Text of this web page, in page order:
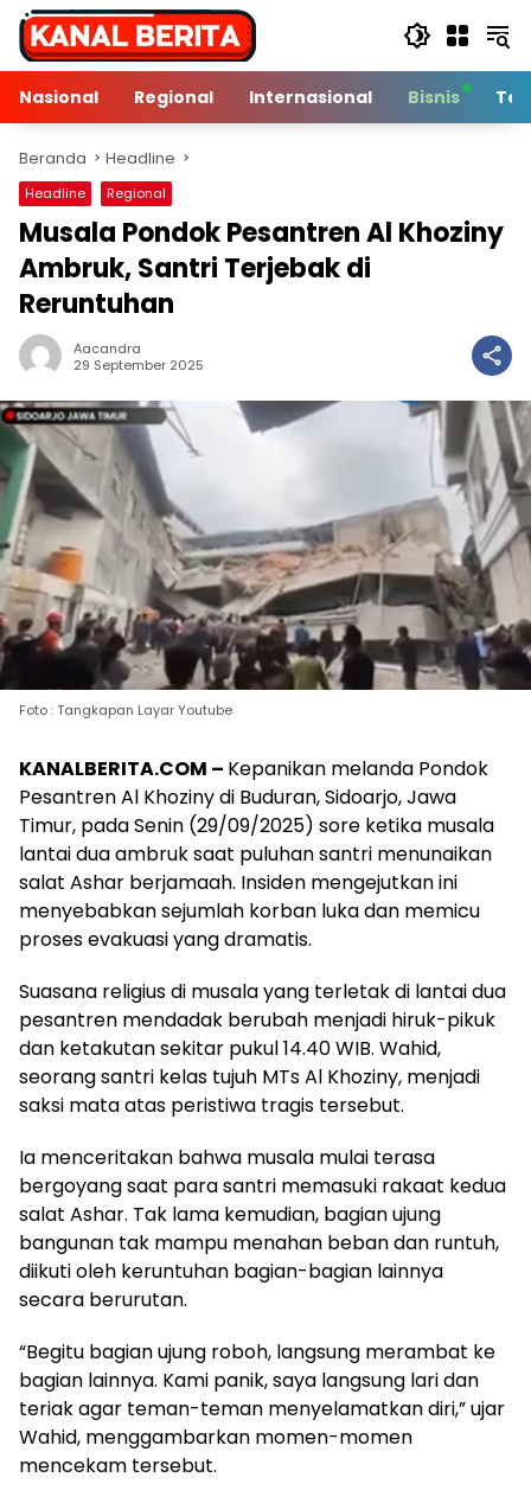
Langsung
konten
Nasional
Regional Internasional Bisnis
Beranda Headline
Headline Regional
Musala Pondok Pesantren Al Khoziny
Ambruk, Santri Terjebak di
Reruntuhan
Aacandra
29 September 2025
Foto : Tangkapan Layar Youtube
KANALBERITA.COM – Kepanikan melanda Pondok
Pesantren Al Khoziny di Buduran, Sidoarjo, Jawa
Timur, pada Senin (29/09/2025) sore ketika musala
lantai dua ambruk saat puluhan santri menunaikan
salat Ashar berjamaah. Insiden mengejutkan ini
menyebabkan sejumlah korban luka dan memicu
proses evakuasi yang dramatis.
Suasana religius di musala yang terletak di lantai dua
pesantren mendadak berubah menjadi hiruk-pikuk
dan ketakutan sekitar pukul 14.40 WIB. Wahid,
seorang santri kelas tujuh MTs Al Khoziny, menjadi
saksi mata atas peristiwa tragis tersebut.
Ia menceritakan bahwa musala mulai terasa
bergoyang saat para santri memasuki rakaat kedua
salat Ashar. Tak lama kemudian, bagian ujung
bangunan tak mampu menahan beban dan runtuh,
diikuti oleh keruntuhan bagian-bagian lainnya
secara berurutan.
“Begitu bagian ujung roboh, langsung merambat ke
bagian lainnya. Kami panik, saya langsung lari dan
teriak agar teman-teman menyelamatkan diri,” ujar
Wahid, menggambarkan momen-momen
mencekam tersebut.